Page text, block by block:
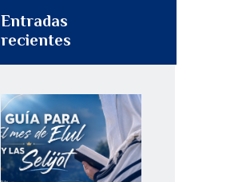
Entradas
recientes